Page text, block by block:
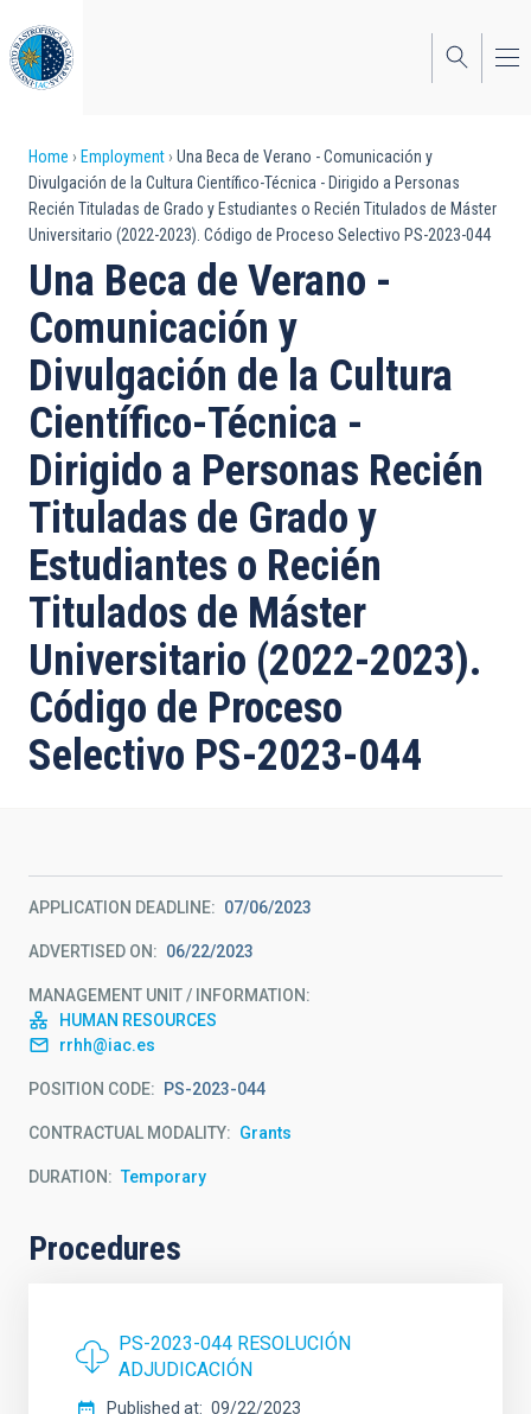
to
main
content
Breadcrumb
Home Employment
Una Beca de Verano - Comunicación y
Divulgación de la Cultura Científico-Técnica - Dirigido a Personas
Recién Tituladas de Grado y Estudiantes o Recién Titulados de Máster
Universitario (2022-2023). Código de Proceso Selectivo PS-2023-044
Una Beca de Verano -
Comunicación y
Divulgación de la Cultura
Científico-Técnica -
Dirigido a Personas Recién
Tituladas de Grado y
Estudiantes o Recién
Titulados de Máster
Universitario (2022-2023).
Código de Proceso
Selectivo PS-2023-044
APPLICATION DEADLINE 07/06/2023
ADVERTISED ON 06/22/2023
MANAGEMENT UNIT / INFORMATION
HUMAN RESOURCES
rrhh@iac.es
POSITION CODE PS-2023-044
CONTRACTUAL MODALITY Grants
DURATION Temporary
Procedures
PS-2023-044 RESOLUCIÓN
ADJUDICACIÓN
Published at
09/22/2023